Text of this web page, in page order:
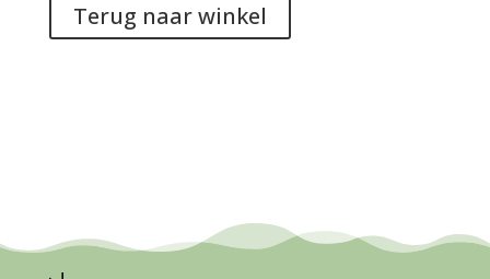
Terug naar winkel